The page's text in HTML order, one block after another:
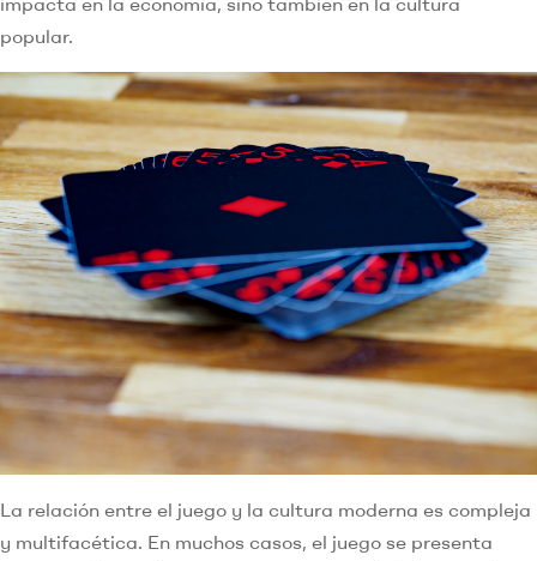
popular.
La relación entre el juego y la cultura moderna es compleja
y multifacética. En muchos casos, el juego se presenta